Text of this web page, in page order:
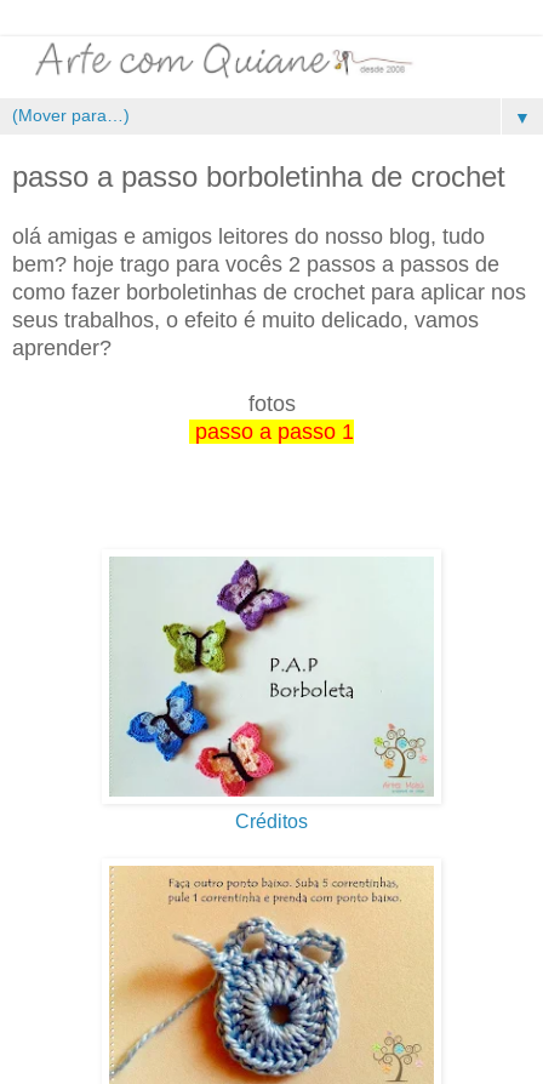
▼
passo a passo borboletinha de crochet
olá amigas e amigos leitores do nosso blog, tudo
bem? hoje trago para vocês 2 passos a passos de
como fazer borboletinhas de crochet para aplicar nos
seus trabalhos, o efeito é muito delicado, vamos
aprender?
fotos
passo a passo 1
Créditos